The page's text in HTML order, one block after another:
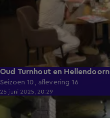
Oud Turnhout en Hellendoorn
Seizoen 10, aflevering 16
25 juni 2025, 20:29